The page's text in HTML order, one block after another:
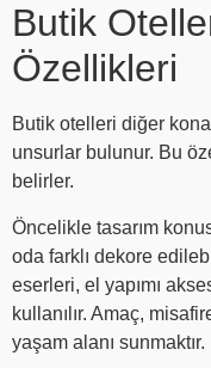
Butik
Özellikleri
Butik otelleri diğer
unsurlar bulunur. Bu
belirler.
Öncelikle tasarım
oda farklı dekore
eserleri, el yapımı
kullanılır. Amaç,
yaşam alanı sunmaktır.